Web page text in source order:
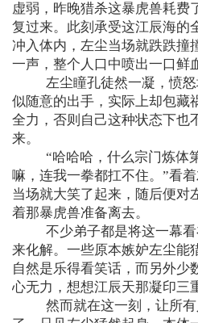
虚弱，昨晚猎杀这暴虎兽耗费
复过来。此刻承受这江辰海的
冲入体内，左尘当场就跌跌撞
一声，整个人口中喷出一口鲜
左尘瞳孔徒然一凝，愤怒
似随意的出手，实际上却包藏
全力，否则自己这种状态下也
来。
“哈哈哈，什么宗门炼体第
嘛，连我一拳都扛不住。”看
当场就大笑了起来，随后便对
着那暴虎兽准备离去。
不少弟子都是将这一幕看
来化解。一些原本嫉妒左尘能
自然是乐得看笑话，而另外少
心无力，想想江辰天那凝印三
然而就在这一刻，让所有